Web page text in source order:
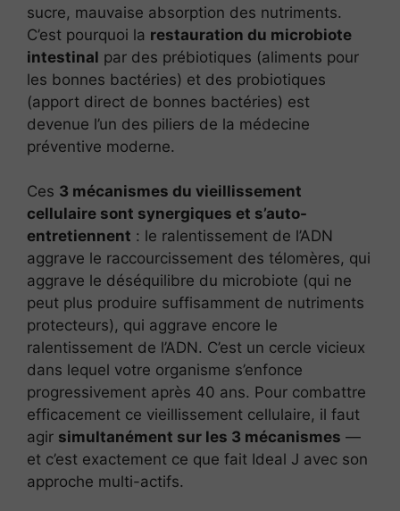
sucre, mauvaise absorption des nutriments.
C’est pourquoi la restauration du microbiote
intestinal par des prébiotiques (aliments pour
les bonnes bactéries) et des probiotiques
(apport direct de bonnes bactéries) est
devenue l’un des piliers de la médecine
préventive moderne.
Ces 3 mécanismes du vieillissement
cellulaire sont synergiques et s’auto-
entretiennent : le ralentissement de l’ADN
aggrave le raccourcissement des télomères, qui
aggrave le déséquilibre du microbiote (qui ne
peut plus produire suffisamment de nutriments
protecteurs), qui aggrave encore le
ralentissement de l’ADN. C’est un cercle vicieux
dans lequel votre organisme s’enfonce
progressivement après 40 ans. Pour combattre
efficacement ce vieillissement cellulaire, il faut
agir simultanément sur les 3 mécanismes —
et c’est exactement ce que fait Ideal J avec son
approche multi-actifs.